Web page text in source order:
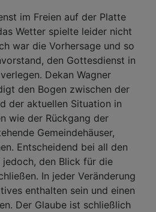
im Freien auf der Platte
Wetter spielte leider nicht
war die Vorhersage und so
den Gottesdienst in
Dekan Wagner
den Bogen zwischen der
der aktuellen Situation in
wie der Rückgang der
Gemeindehäuser,
Entscheidend bei all den
den Blick für die
In jeder Veränderung
enthalten sein und einen
Der Glaube ist schließlich